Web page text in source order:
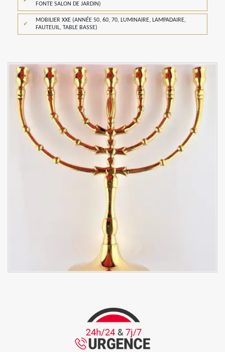
FONTE SALON DE JARDIN)
MOBILIER XXE (ANNÉE 50, 60, 70, LUMINAIRE, LAMPADAIRE,
FAUTEUIL, TABLE BASSE)